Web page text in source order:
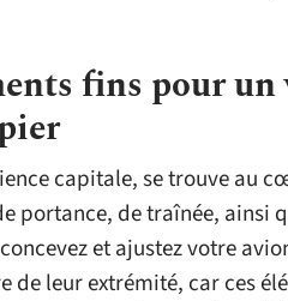
fins pour
capitale, se trouve au
portance, de traînée, ainsi
et ajustez votre
de leur extrémité, car ces